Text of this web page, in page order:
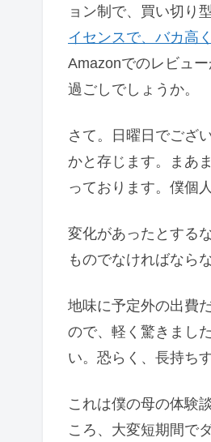
ョン制で、買い切り
イセンスで、バカ高
Amazonでのレビュ
過ごしでしょうか。
さて。日曜日でござ
かと存じます。まあ
っております。僕個
変化があったとする
ものでなければなら
地味に予定外の出費
ので、軽く驚きまし
い。恐らく、長持ち
これは僕の母の体験
ころ、大変短期間で